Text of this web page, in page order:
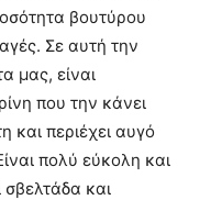
βουτύρου
Σε αυτή την
μας, είναι
που την κάνει
και περιέχει αυγό
πολύ εύκολη και
σβελτάδα και